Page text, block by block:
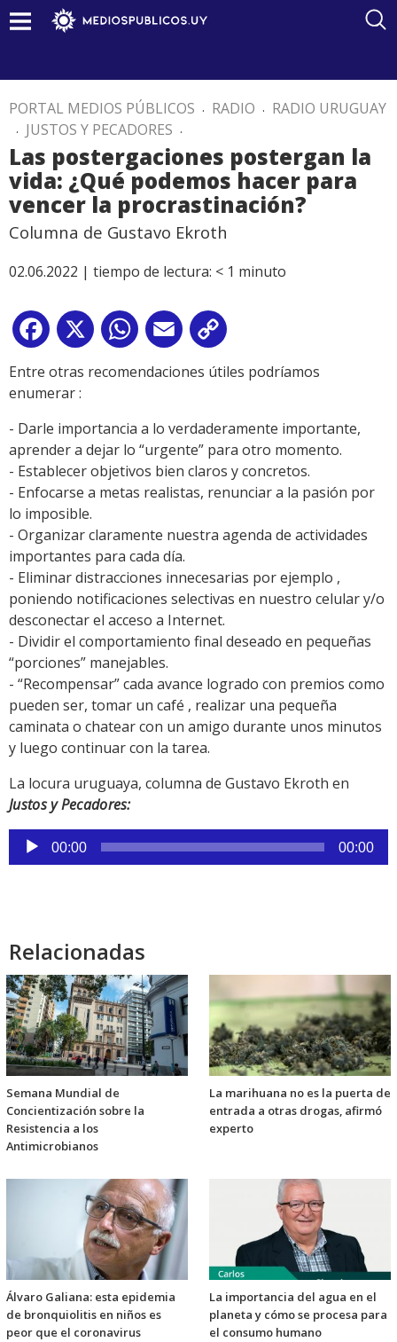
PORTAL MEDIOS PÚBLICOS . RADIO . RADIO URUGUAY
. JUSTOS Y PECADORES .
Las postergaciones postergan la
vida: ¿Qué podemos hacer para
vencer la procrastinación?
Columna de Gustavo Ekroth
02.06.2022 | tiempo de lectura: < 1 minuto
Facebook
X WhatsApp
Email
Link
Entre otras recomendaciones útiles podríamos
enumerar :
- Darle importancia a lo verdaderamente importante,
aprender a dejar lo “urgente” para otro momento.
- Establecer objetivos bien claros y concretos.
- Enfocarse a metas realistas, renunciar a la pasión por
lo imposible.
- Organizar claramente nuestra agenda de actividades
importantes para cada día.
- Eliminar distracciones innecesarias por ejemplo ,
poniendo notificaciones selectivas en nuestro celular y/o
desconectar el acceso a Internet.
- Dividir el comportamiento final deseado en pequeñas
“porciones” manejables.
- “Recompensar” cada avance logrado con premios como
pueden ser, tomar un café , realizar una pequeña
caminata o chatear con un amigo durante unos minutos
y luego continuar con la tarea.
La locura uruguaya, columna de Gustavo Ekroth en
Justos y Pecadores:
Reproductor
de
00:00 00:00
Relacionadas
Semana Mundial de
Concientización sobre la
Resistencia a los
Antimicrobianos
La marihuana no es la puerta de
entrada a otras drogas, afirmó
experto
Álvaro Galiana: esta epidemia
de bronquiolitis en niños es
peor que el coronavirus
La importancia del agua en el
planeta y cómo se procesa para
el consumo humano